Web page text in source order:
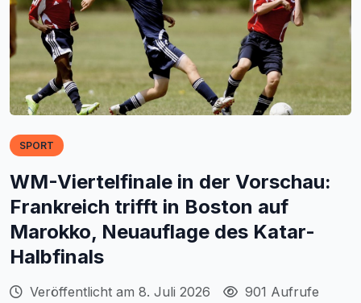
SPORT
WM-Viertelfinale in der Vorschau:
Frankreich trifft in Boston auf
Marokko, Neuauflage des Katar-
Halbfinals
Veröffentlicht am 8. Juli 2026 901 Aufrufe